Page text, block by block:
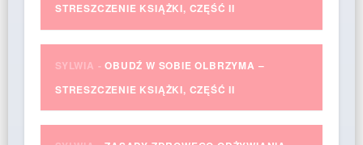
STRESZCZENIE KSIĄŻKI, CZĘŚĆ II
SYLWIA -OBUDŹ W SOBIE OLBRZYMA –
STRESZCZENIE KSIĄŻKI, CZĘŚĆ II